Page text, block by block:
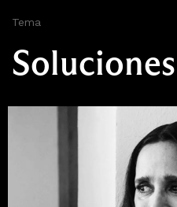
Tema
Soluciones